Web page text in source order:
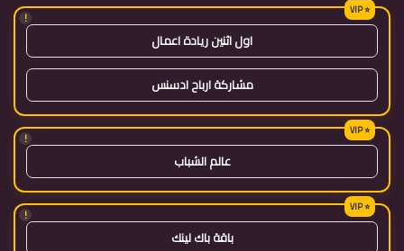
!
اول اثنين ريادة اعمال
مشاركة ارباح ادسنس
!
عالم الشباب
!
باقة باك لينك